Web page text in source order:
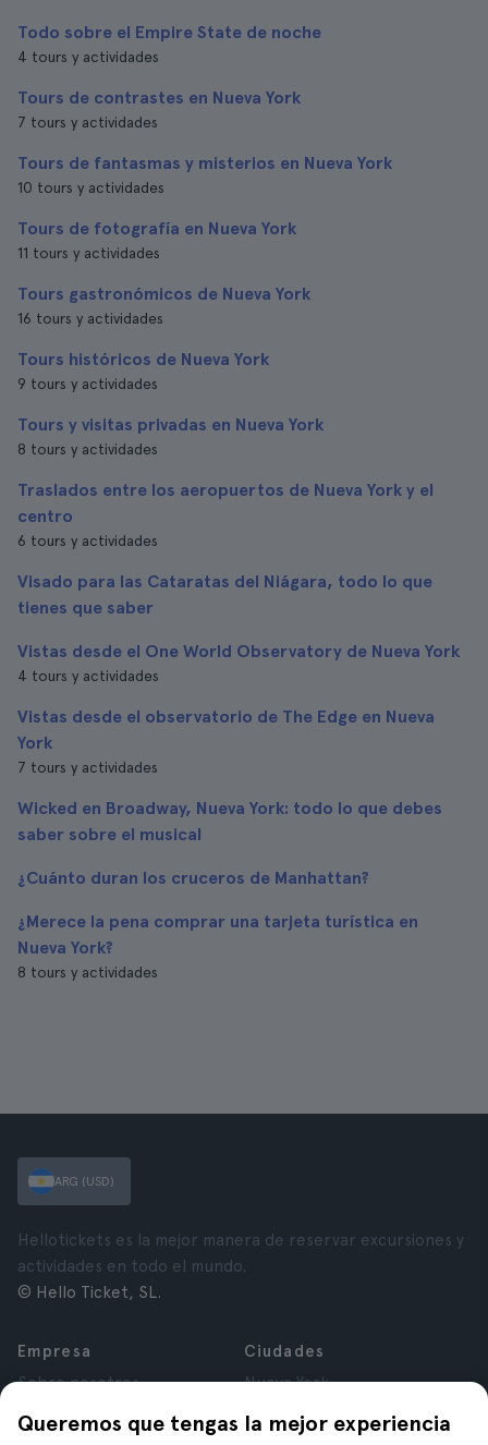
Todo sobre el Empire State de noche
4 tours y actividades
Tours de contrastes en Nueva York
7 tours y actividades
Tours de fantasmas y misterios en Nueva York
10 tours y actividades
Tours de fotografía en Nueva York
11 tours y actividades
Tours gastronómicos de Nueva York
16 tours y actividades
Tours históricos de Nueva York
9 tours y actividades
Tours y visitas privadas en Nueva York
8 tours y actividades
Traslados entre los aeropuertos de Nueva York y el
centro
6 tours y actividades
Visado para las Cataratas del Niágara, todo lo que
tienes que saber
Vistas desde el One World Observatory de Nueva York
4 tours y actividades
Vistas desde el observatorio de The Edge en Nueva
York
7 tours y actividades
Wicked en Broadway, Nueva York: todo lo que debes
saber sobre el musical
¿Cuánto duran los cruceros de Manhattan?
¿Merece la pena comprar una tarjeta turística en
Nueva York?
8 tours y actividades
Queremos que tengas la mejor experiencia
ARG (USD)
Hellotickets es la mejor manera de reservar excursiones y
actividades en todo el mundo.
© Hello Ticket, SL.
Empresa
Sobre nosotros
Afiliados
Ciudades
Nueva York
París